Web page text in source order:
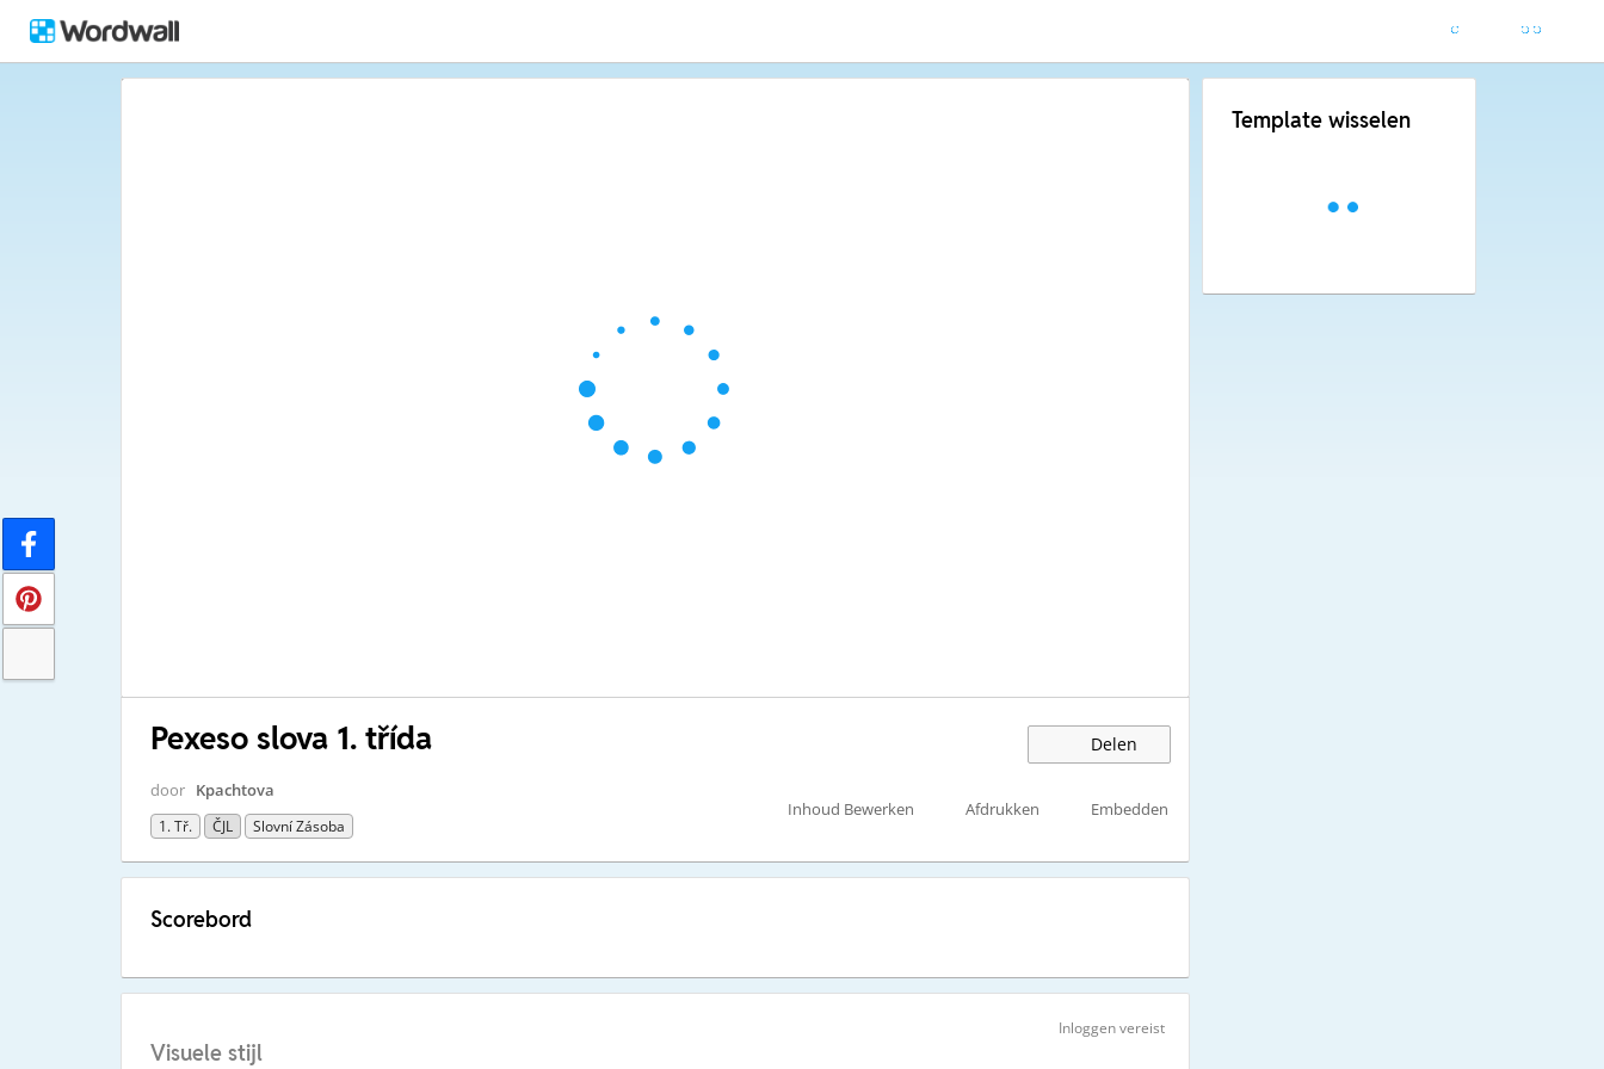
Pexeso slova 1. třída Delen
door Kpachtova
1. Tř. ČJL Slovní Zásoba
Inhoud Bewerken Afdrukken Embedden
Scorebord
Inloggen vereist
Visuele stijl
Template wisselen